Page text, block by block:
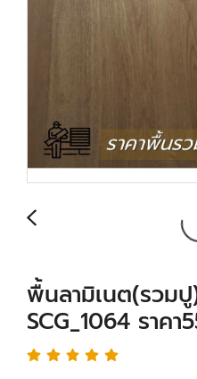
พื้นลามิเนต(รวม
SCG_1064 ราค